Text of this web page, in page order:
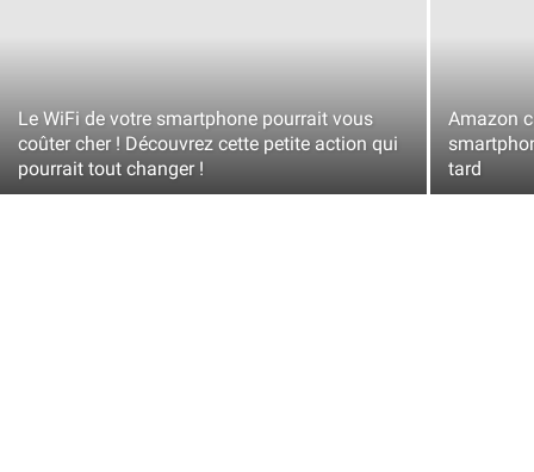
Le WiFi de votre smartphone pourrait vous
coûter cher ! Découvrez cette petite action qui
pourrait tout changer !
Amazon
tard